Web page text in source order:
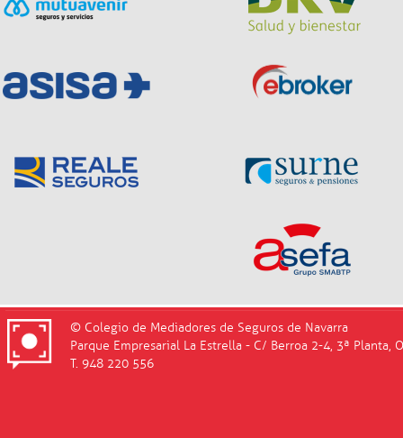
© Colegio de Mediadores de Seguros de Navarra
Parque Empresarial La Estrella - C/ Berroa 2-4, 3ª Planta,
T. 948 220 556